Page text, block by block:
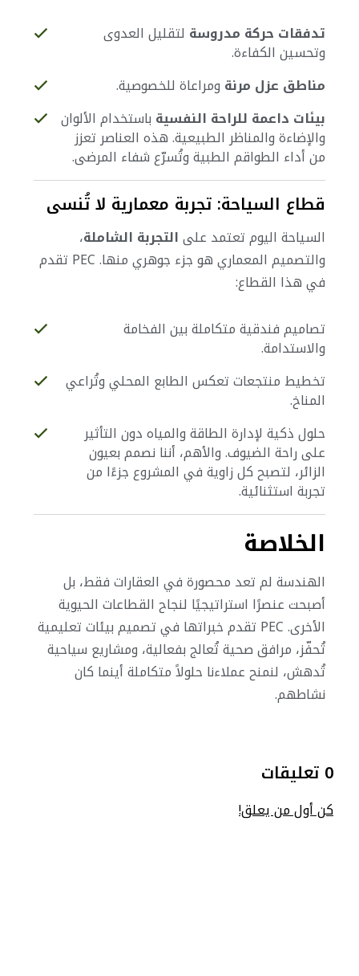
تدفقات حركة مدروسة لتقليل العدوى
وتحسين الكفاءة.
مناطق عزل مرنة ومراعاة للخصوصية.
بيئات داعمة للراحة النفسية باستخدام الألوان
والإضاءة والمناظر الطبيعية.هذه العناصر تعزز
من أداء الطواقم الطبية وتُسرّع شفاء المرضى.
قطاع السياحة: تجربة معمارية لا تُنسى
السياحة اليوم تعتمد علىالتجربة الشاملة،
والتصميم المعماري هو جزء جوهري منها.
PEC تقدم
في هذا القطاع:
تصاميم فندقية متكاملة بين الفخامة
والاستدامة.
تخطيط منتجعات تعكس الطابع المحلي وتُراعي
المناخ.
حلول ذكية لإدارة الطاقة والمياه دون التأثير
على راحة الضيوف.والأهم، أننا نصمم بعيون
الزائر، لتصبح كل زاوية في المشروع جزءًا من
تجربة استثنائية.
الخلاصة
الهندسة لم تعد محصورة في العقارات فقط، بل
أصبحت عنصرًا استراتيجيًا لنجاح القطاعات الحيوية
الأخرى.
PEC تقدم خبراتها في تصميم بيئات تعليمية
تُحفّز، مرافق صحية تُعالج بفعالية، ومشاريع سياحية
تُدهش، لنمنح عملاءنا حلولاً متكاملة أينما كان
نشاطهم.
0 تعليقات
كن أول من يعلق!